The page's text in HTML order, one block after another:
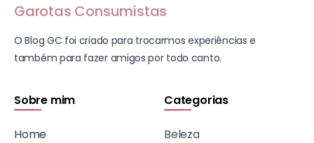
Garotas Consumistas
O Blog GC foi criado para trocarmos experiências e
também para fazer amigos por todo canto.
Sobre mim
Home
Categorias
Beleza